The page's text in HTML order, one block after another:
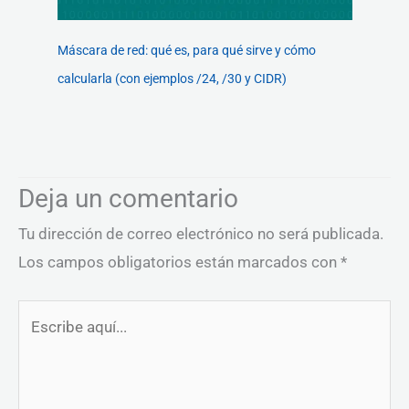
Máscara de red: qué es, para qué sirve y cómo
calcularla (con ejemplos /24, /30 y CIDR)
Deja un comentario
Tu dirección de correo electrónico no será publicada.
Los campos obligatorios están marcados con *